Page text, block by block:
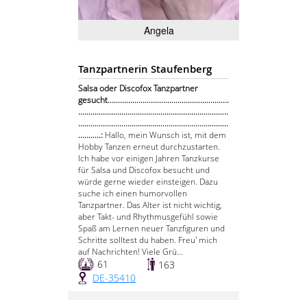
Angela
Tanzpartnerin Staufenberg
Salsa oder Discofox Tanzpartner
gesucht...........................................................
.........................................................................
.........................................................................
...........: Hallo, mein Wunsch ist, mit dem
Hobby Tanzen erneut durchzustarten.
Ich habe vor einigen Jahren Tanzkurse
für Salsa und Discofox besucht und
würde gerne wieder einsteigen. Dazu
suche ich einen humorvollen
Tanzpartner. Das Alter ist nicht wichtig,
aber Takt- und Rhythmusgefühl sowie
Spaß am Lernen neuer Tanzfiguren und
Schritte solltest du haben. Freu' mich
auf Nachrichten! Viele Grü...
61
163
DE-35410